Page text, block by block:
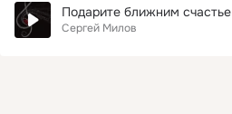
Подарите ближним счастье
Сергей Милов